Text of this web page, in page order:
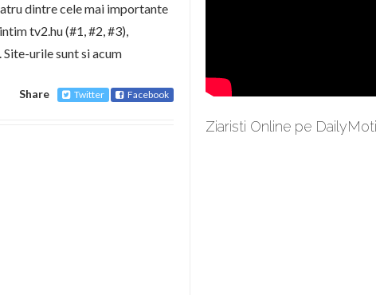
dintre cele mai importante
tv2.hu (#1, #2, #3),
urile sunt si acum
Share Twitter Facebook
Ziaristi Online pe